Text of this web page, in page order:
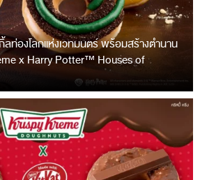
ท่องโลกแห่งเวทมนตร์ พร้อมสร้างตำนาน
x Harry Potter™ Houses of